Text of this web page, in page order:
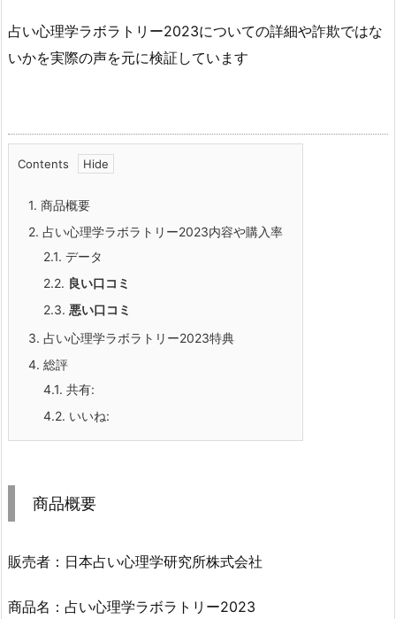
占い心理学ラボラトリー2023についての詳細や詐欺ではな
いかを実際の声を元に検証しています
Contents
1. 商品概要
2. 占い心理学ラボラトリー2023内容や購入率
2.1. データ
2.2. 良い口コミ
2.3. 悪い口コミ
3. 占い心理学ラボラトリー2023特典
4. 総評
4.1. 共有:
4.2. いいね:
商品概要
販売者：日本占い心理学研究所株式会社
商品名：占い心理学ラボラトリー2023